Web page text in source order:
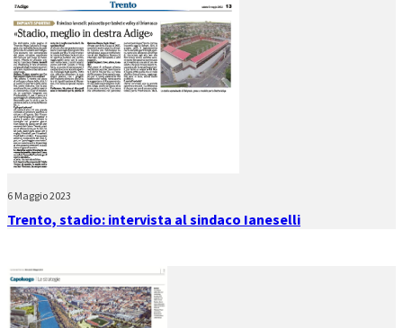
6 Maggio 2023
Trento, stadio: intervista al sindaco Ianeselli